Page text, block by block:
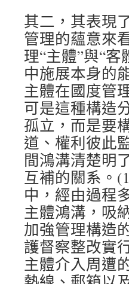
其二，其表現
管理的蘊意來
理“主體”與“
中施展本身的
主體在國度管
可是這種構造
孤立，而是要
道、權利彼此
間鴻溝清楚明
互補的關系。
中，經由過程
主體鴻溝，吸
加強管理構造
護督察整改實
主體介入周遭